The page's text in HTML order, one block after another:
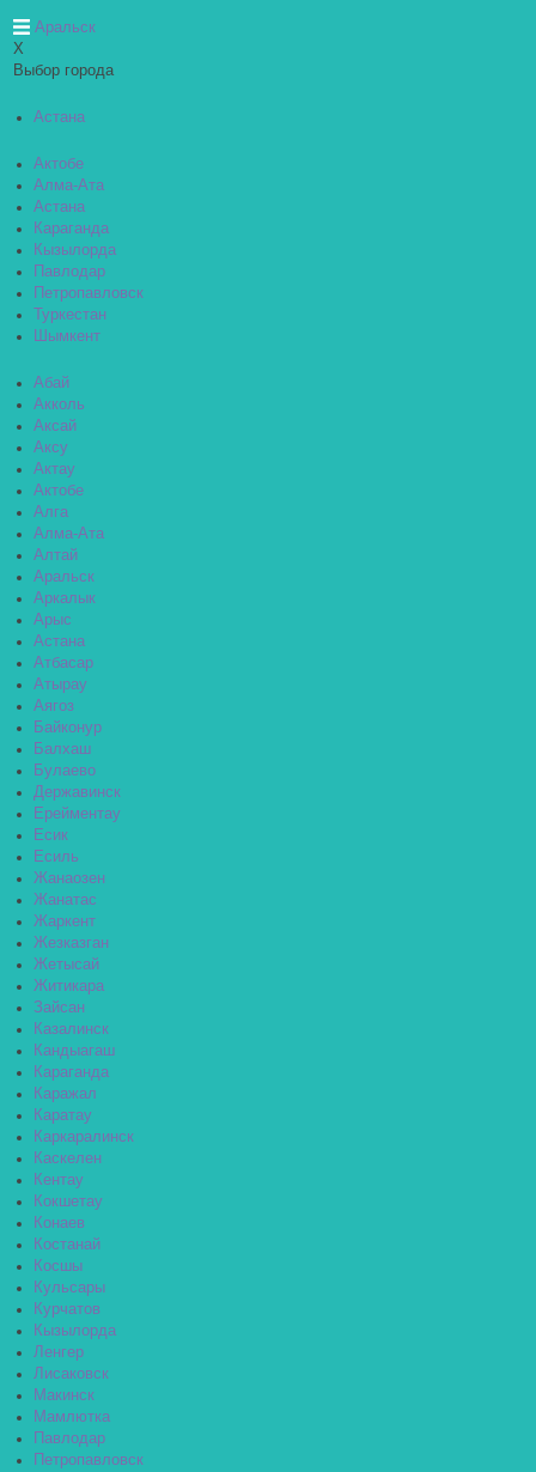
Аральск
X
Выбор города
Астана
Актобе
Алма-Ата
Астана
Караганда
Кызылорда
Павлодар
Петропавловск
Туркестан
Шымкент
Абай
Акколь
Аксай
Аксу
Актау
Актобе
Алга
Алма-Ата
Алтай
Аральск
Аркалык
Арыс
Астана
Атбасар
Атырау
Аягоз
Байконур
Балхаш
Булаево
Державинск
Ерейментау
Есик
Есиль
Жанаозен
Жанатас
Жаркент
Жезказган
Жетысай
Житикара
Зайсан
Казалинск
Кандыагаш
Караганда
Каражал
Каратау
Каркаралинск
Каскелен
Кентау
Кокшетау
Конаев
Костанай
Косшы
Кульсары
Курчатов
Кызылорда
Ленгер
Лисаковск
Макинск
Мамлютка
Павлодар
Петропавловск